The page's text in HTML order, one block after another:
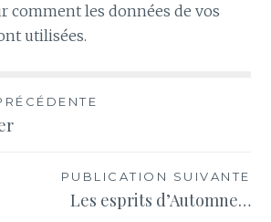
comment les données de vos
utilisées.
PUBLICATION SUIVANTE
Les esprits d’Automne…